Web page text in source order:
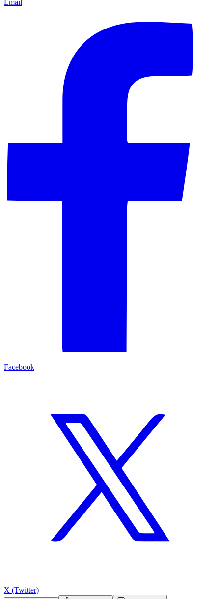
Email
Facebook
X (Twitter)